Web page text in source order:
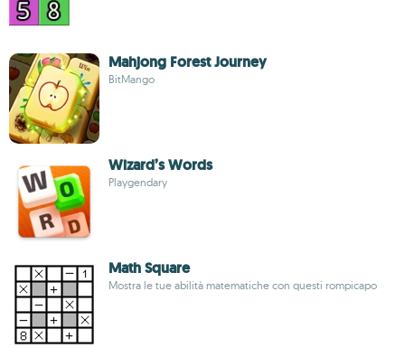
Mahjong Forest Journey
BitMango
Wizard’s Words
Playgendary
Math Square
Mostra le tue abilità matematiche con questi rompicapo